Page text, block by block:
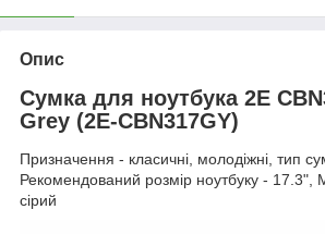
Опис
Сумка для ноутбука 2E
Grey (2E-CBN317GY)
Призначення - класичні, молодіжні, тип
Рекомендований розмір ноутбуку - 17.3",
сірий